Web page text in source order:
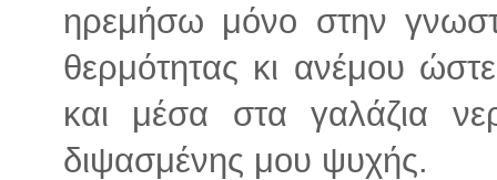
ηρεμήσω μόνο στην
θερμότητας κι ανέμου
και μέσα στα γαλάζια
διψασμένης μου ψυχής.